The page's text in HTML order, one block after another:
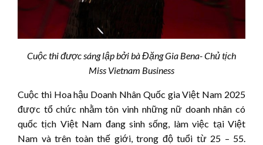
Cuộc thi được sáng lập bởi bà Đặng Gia Bena- Chủ tịch
Miss Vietnam Business
Cuộc thi Hoa hậu Doanh Nhân Quốc gia Việt Nam 2025
được tổ chức nhằm tôn vinh những nữ doanh nhân có
quốc tịch Việt Nam đang sinh sống, làm việc tại Việt
Nam và trên toàn thế giới, trong độ tuổi từ 25 – 55.